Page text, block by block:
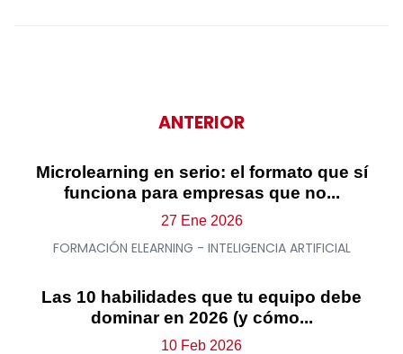
ANTERIOR
Microlearning en serio: el formato que sí
funciona para empresas que no...
27 Ene 2026
FORMACIÓN ELEARNING - INTELIGENCIA ARTIFICIAL
Las 10 habilidades que tu equipo debe
dominar en 2026 (y cómo...
10 Feb 2026